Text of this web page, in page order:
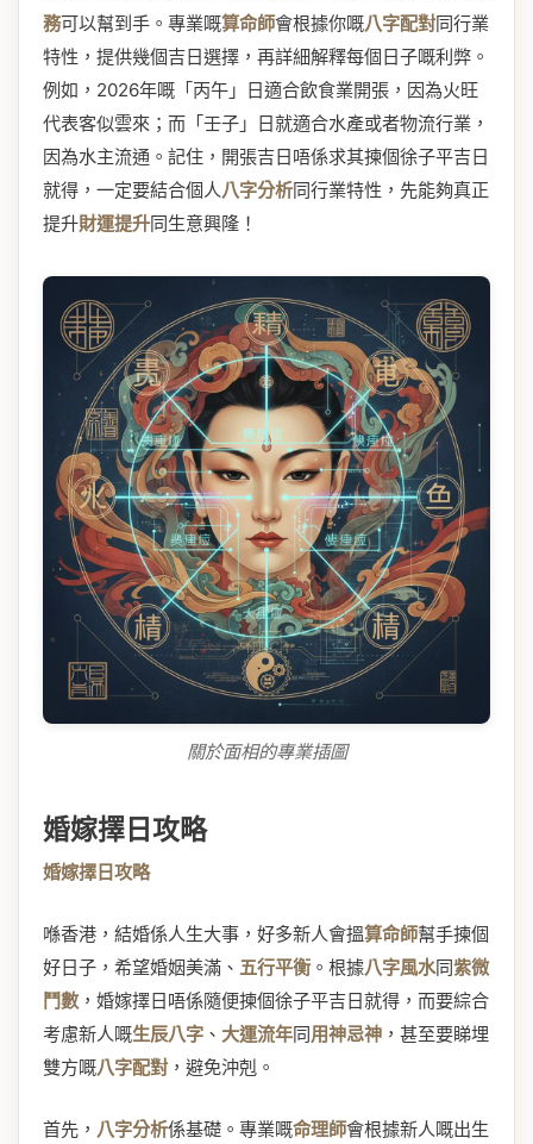
務可以幫到手。專業嘅算命師會根據你嘅八字配對同行業
特性，提供幾個吉日選擇，再詳細解釋每個日子嘅利弊。
例如，2026年嘅「丙午」日適合飲食業開張，因為火旺
代表客似雲來；而「壬子」日就適合水產或者物流行業，
因為水主流通。記住，開張吉日唔係求其揀個徐子平吉日
就得，一定要結合個人八字分析同行業特性，先能夠真正
提升財運提升同生意興隆！
關於面相的專業插圖
婚嫁擇日攻略
婚嫁擇日攻略
喺香港，結婚係人生大事，好多新人會搵算命師幫手揀個
好日子，希望婚姻美滿、 五行平衡。根據八字風水同紫微
鬥數，婚嫁擇日唔係隨便揀個徐子平吉日就得，而要綜合
考慮新人嘅生辰八字 、 大運流年同用神忌神 ，甚至要睇埋
雙方嘅八字配對 ，避免沖剋。
首先， 八字分析係基礎。專業嘅命理師會根據新人嘅出生